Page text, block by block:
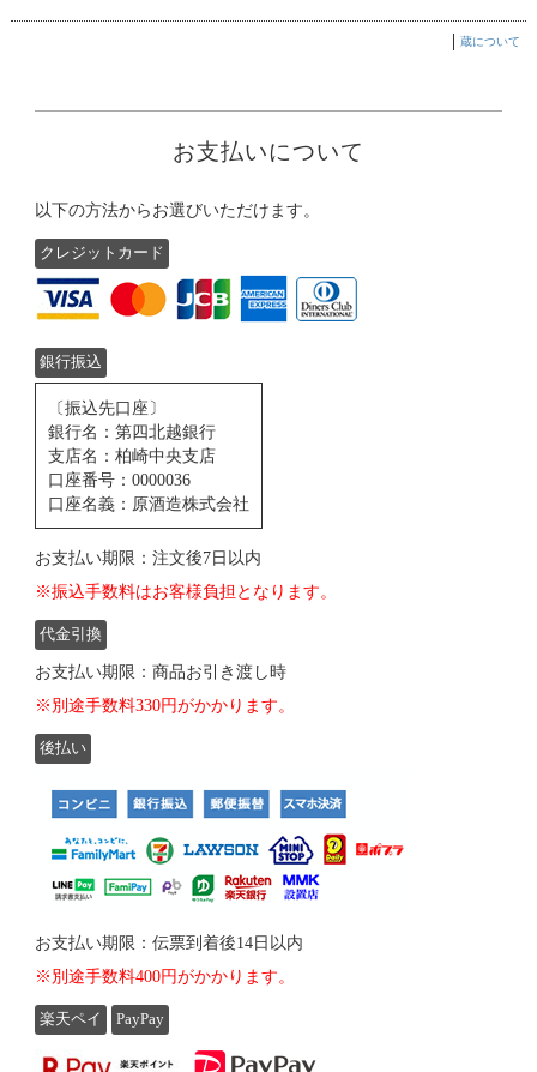
蔵について
お支払いについて
以下の方法からお選びいただけます。
クレジットカード
銀行振込
〔振込先口座〕
銀行名：第四北越銀行
支店名：柏崎中央支店
口座番号：0000036
口座名義：原酒造株式会社
お支払い期限：注文後7日以内
※振込手数料はお客様負担となります。
代金引換
お支払い期限：商品お引き渡し時
※別途手数料330円がかかります。
後払い
お支払い期限：伝票到着後14日以内
※別途手数料400円がかかります。
楽天ペイ PayPay